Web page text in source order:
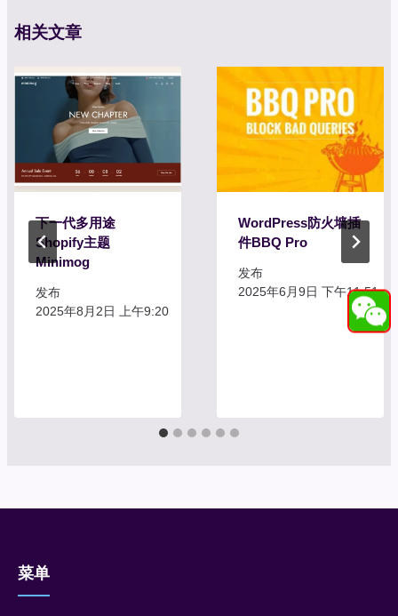
相关文章
下一代多用途
Shopify主题
Minimog
发布
2025年8月2日 上午9:20
WordPress防火墙插
件BBQ Pro
发布
2025年6月9日 下午11:51
菜单